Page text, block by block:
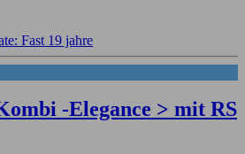
Fast 19 jahre
-Elegance > mit RS